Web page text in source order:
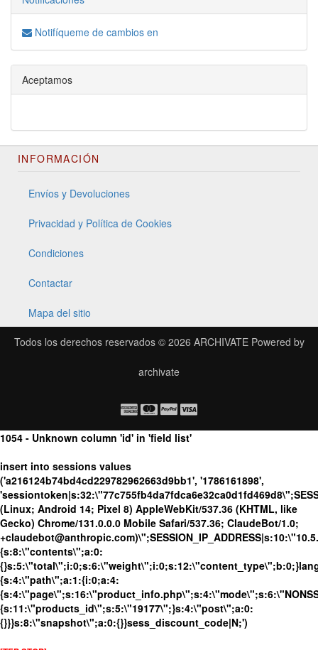
Notifíqueme de cambios en
Aceptamos
INFORMACIÓN
Envíos y Devoluciones
Privacidad y Política de Cookies
Condiciones
Contactar
Mapa del sitio
Todos los derechos reservados © 2026 ARCHIVATEPowered by
archivate
1054 - Unknown column 'id' in 'field list'
insert into sessions values
('a216124b74bd4cd229782962663d9bb1', '1786161898',
(Linux; Android 14; Pixel 8) AppleWebKit/537.36 (KHTML, like
Gecko) Chrome/131.0.0.0 Mobile Safari/537.36; ClaudeBot/1.0;
{s:8:\"contents\";a:0:
{s:4:\"path\";a:1:{i:0;a:4:
{s:11:\"products_id\";s:5:\"19177\";}s:4:\"post\";a:0:
{}}}s:8:\"snapshot\";a:0:{}}sess_discount_code|N;')